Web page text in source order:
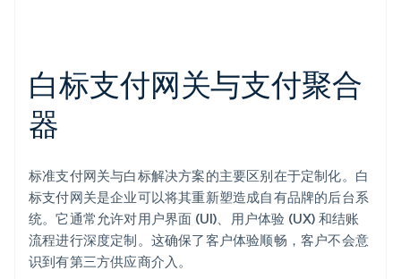
白标支付网关与支付聚合
器
标准支付网关与白标解决方案的主要区别在于定制化。白
标支付网关是企业可以将其重新塑造成自有品牌的后台系
统。它通常允许对用户界面 (UI)、用户体验 (UX) 和结账
流程进行深度定制。这确保了客户体验顺畅，客户不会意
识到有第三方供应商介入。